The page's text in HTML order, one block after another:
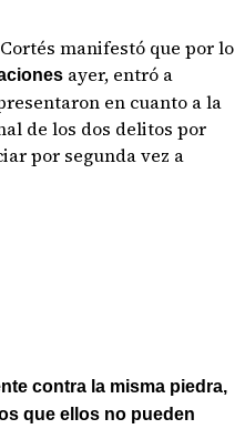
manifestó que por lo
ayer, entró a
en cuanto a la
de los dos delitos por
por segunda vez a
contra la misma piedra,
que ellos no pueden